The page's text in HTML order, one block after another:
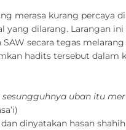
merasa kurang percaya
yang dilarang. Larangan
secara tegas
hadits tersebut dalam
uban itu
dinyatakan hasan